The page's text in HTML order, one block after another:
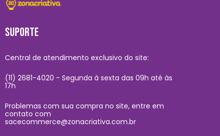
SUPORTE
Central de atendimento exclusivo do site:
(11) 2681-4020 - Segunda à sexta das 09h até às
17h
Problemas com sua compra no site, entre em
contato com
sacecommerce@zonacriativa.com.br